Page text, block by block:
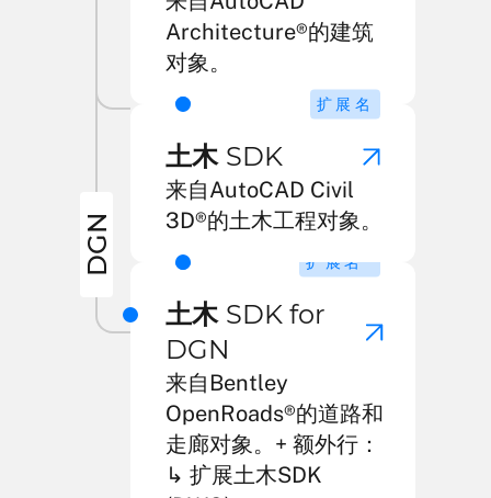
DGN 扩展名
土木 SDK for
DGN
来自Bentley
OpenRoads®的道路和
走廊对象。+ 额外行：
↳ 扩展土木SDK
Architecture®的建筑
对象。
扩展名
土木 SDK
来自AutoCAD Civil
3D®的土木工程对象。